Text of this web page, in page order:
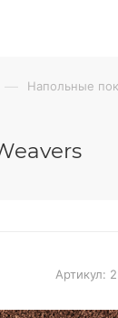
— Напольные
Артикул: